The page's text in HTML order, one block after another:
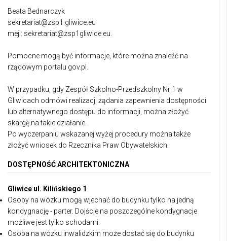
Beata Bednarczyk
sekretariat@zsp1.gliwice.eu
mejl: sekretariat@zsp1gliwice.eu.
Pomocne mogą być informacje, które można znaleźć na
rządowym portalu gov.pl.
W przypadku, gdy Zespół Szkolno-Przedszkolny Nr 1 w
Gliwicach odmówi realizacji żądania zapewnienia dostępności
lub alternatywnego dostępu do informacji, można złożyć
skargę na takie działanie.
Po wyczerpaniu wskazanej wyżej procedury można także
złożyć wniosek do Rzecznika Praw Obywatelskich.
DOSTĘPNOŚĆ ARCHITEKTONICZNA
Gliwice ul. Kilińskiego 1
Osoby na wózku mogą wjechać do budynku tylko na jedną
kondygnację - parter. Dojście na poszczególne kondygnacje
możliwe jest tylko schodami.
Osoba na wózku inwalidzkim może dostać się do budynku